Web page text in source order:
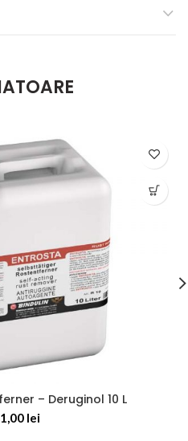
– Deruginol 10 L
lei